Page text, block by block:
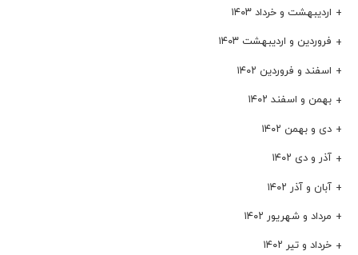
اردیبهشت و خرداد ۱۴۰۳
فروردین و اردیبهشت ۱۴۰۳
اسفند و فروردین ۱۴۰۲
بهمن و اسفند ۱۴۰۲
دی و بهمن ۱۴۰۲
آذر و دی ۱۴۰۲
آبان و آذر ۱۴۰۲
مرداد و شهریور ۱۴۰۲
خرداد و تیر ۱۴۰۲